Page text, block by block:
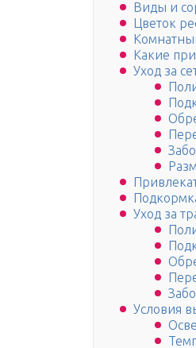
Виды и
Цветок
Какие
Уход за
Уход за
Условия